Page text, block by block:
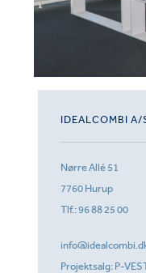
IDEALCOMBI A/
Nørre Allé 51
7760 Hurup
Tlf.:96 88 25 00
Projektsalg: P-